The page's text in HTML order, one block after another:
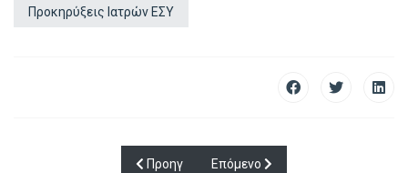
Προκηρύξεις Ιατρών ΕΣΥ
Προηγούμενο άρθρο: Πρόσκληση για την
Προηγ Επόμενο άρθρο: Πρόσκληση για
Επόμενο